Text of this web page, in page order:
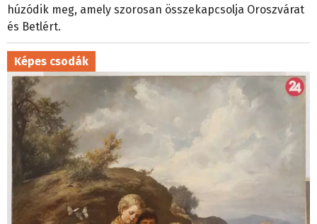
húzódik meg, amely szorosan összekapcsolja Oroszvárat
és Betlért.
Képes csodák